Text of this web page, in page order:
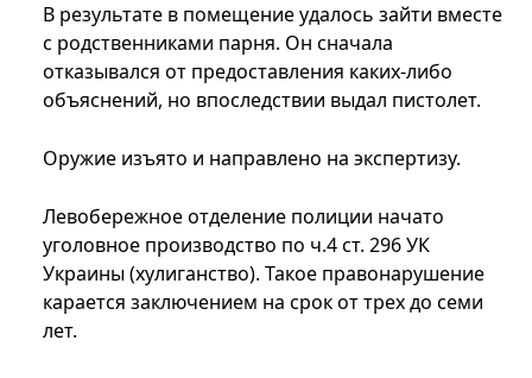
В результате в помещение удалось зайти вместе
с родственниками парня. Он сначала
отказывался от предоставления каких-либо
объяснений, но впоследствии выдал пистолет.
Оружие изъято и направлено на экспертизу.
Левобережное отделение полиции начато
уголовное производство по ч.4 ст. 296 УК
Украины (хулиганство). Такое правонарушение
карается заключением на срок от трех до семи
лет.